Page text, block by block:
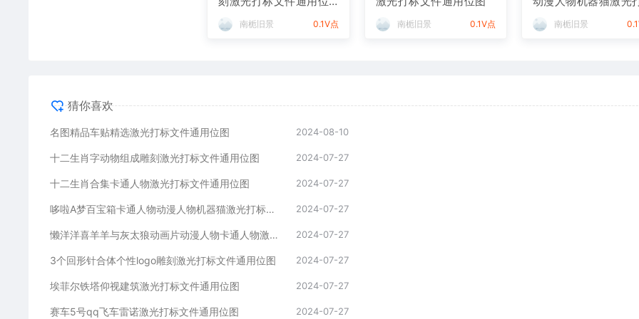
图
南栀旧景 0.1V点 南栀旧景 0.1V点
标文件通用位图
南栀旧景
猜你喜欢
名图精品车贴精选激光打标文件通用位图 2024-08-10
十二生肖字动物组成雕刻激光打标文件通用位图 2024-07-27
十二生肖合集卡通人物激光打标文件通用位图 2024-07-27
哆啦A梦百宝箱卡通人物动漫人物机器猫激光打标文件通用位图 2024-07-27
懒洋洋喜羊羊与灰太狼动画片动漫人物卡通人物激光打标文件通用位图 2024-07-27
3个回形针合体个性logo雕刻激光打标文件通用位图 2024-07-27
埃菲尔铁塔仰视建筑激光打标文件通用位图 2024-07-27
赛车5号qq飞车雷诺激光打标文件通用位图 2024-07-27